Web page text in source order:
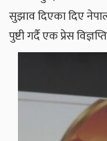
सुझाव दिएका दिए
पुष्टी गर्दै एक प्रेस